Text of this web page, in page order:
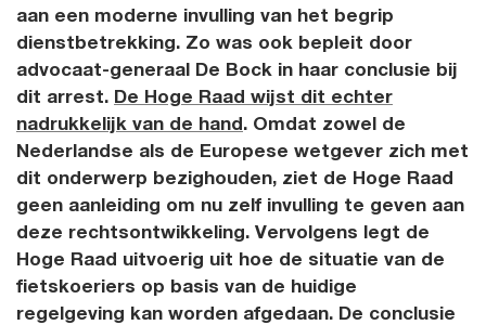
aan een moderne invulling van het begrip
dienstbetrekking. Zo was ook bepleit door
advocaat-generaal De Bock in haar conclusie bij
dit arrest. De Hoge Raad wijst dit echter
nadrukkelijk van de hand. Omdat zowel de
Nederlandse als de Europese wetgever zich met
dit onderwerp bezighouden, ziet de Hoge Raad
geen aanleiding om nu zelf invulling te geven aan
deze rechtsontwikkeling. Vervolgens legt de
Hoge Raad uitvoerig uit hoe de situatie van de
fietskoeriers op basis van de huidige
regelgeving kan worden afgedaan. De conclusie